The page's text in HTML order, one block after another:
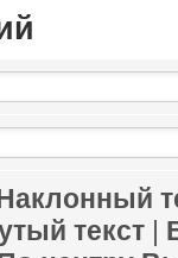
текст |